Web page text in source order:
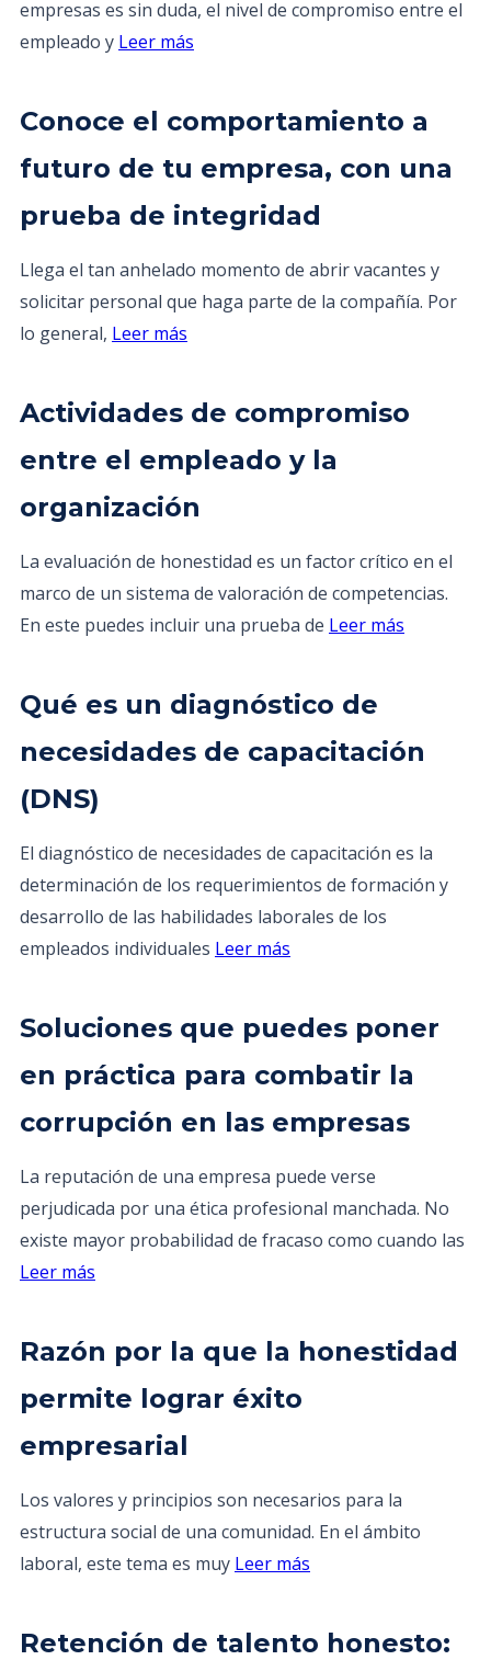
empresas es sin duda, el nivel de compromiso entre el
empleado y Leer más
Conoce el comportamiento a
futuro de tu empresa, con una
prueba de integridad
Llega el tan anhelado momento de abrir vacantes y
solicitar personal que haga parte de la compañía. Por
lo general, Leer más
Actividades de compromiso
entre el empleado y la
organización
La evaluación de honestidad es un factor crítico en el
marco de un sistema de valoración de competencias.
En este puedes incluir una prueba de Leer más
Qué es un diagnóstico de
necesidades de capacitación
(DNS)
El diagnóstico de necesidades de capacitación es la
determinación de los requerimientos de formación y
desarrollo de las habilidades laborales de los
empleados individuales Leer más
Soluciones que puedes poner
en práctica para combatir la
corrupción en las empresas
La reputación de una empresa puede verse
perjudicada por una ética profesional manchada. No
existe mayor probabilidad de fracaso como cuando las
Leer más
Razón por la que la honestidad
permite lograr éxito
empresarial
Los valores y principios son necesarios para la
estructura social de una comunidad. En el ámbito
laboral, este tema es muy Leer más
Retención de talento honesto: